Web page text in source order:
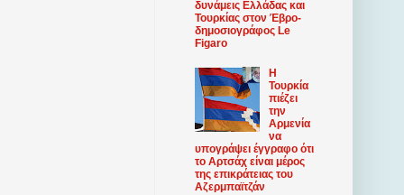
δυνάμεις Ελλάδας και
Τουρκίας στον Έβρο-
δημοσιογράφος Le
Figaro
Η
Τουρκία
πιέζει
την
Αρμενία
να
υπογράψει έγγραφο ότι
το Αρτσάχ είναι μέρος
της επικράτειας του
Αζερμπαϊτζάν